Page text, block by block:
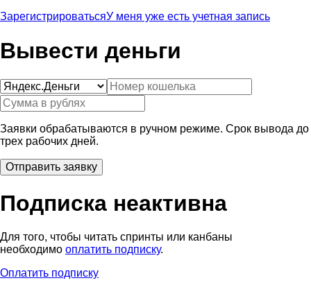
ЗарегистрироватьсяУ меня уже есть учетная запись
Вывести деньги
Заявки обрабатываются в ручном режиме. Срок вывода до
трех рабочих дней.
Подписка неактивна
Для того, чтобы читать спринты или канбаны
необходимо оплатить подписку.
Оплатить подписку